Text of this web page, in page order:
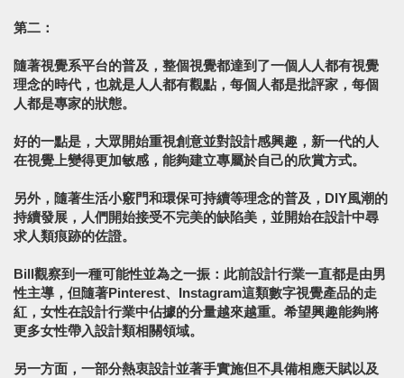
第二：
隨著視覺系平台的普及，整個視覺都達到了一個人人都有視覺
理念的時代，也就是人人都有觀點，每個人都是批評家，每個
人都是專家的狀態。
好的一點是，大眾開始重視創意並對設計感興趣，新一代的人
在視覺上變得更加敏感，能夠建立專屬於自己的欣賞方式。
另外，隨著生活小竅門和環保可持續等理念的普及，DIY風潮的
持續發展，人們開始接受不完美的缺陷美，並開始在設計中尋
求人類痕跡的佐證。
Bill觀察到一種可能性並為之一振：此前設計行業一直都是由男
性主導，但隨著Pinterest、Instagram這類數字視覺產品的走
紅，女性在設計行業中佔據的分量越來越重。希望興趣能夠將
更多女性帶入設計類相關領域。
另一方面，一部分熱衷設計並著手實施但不具備相應天賦以及